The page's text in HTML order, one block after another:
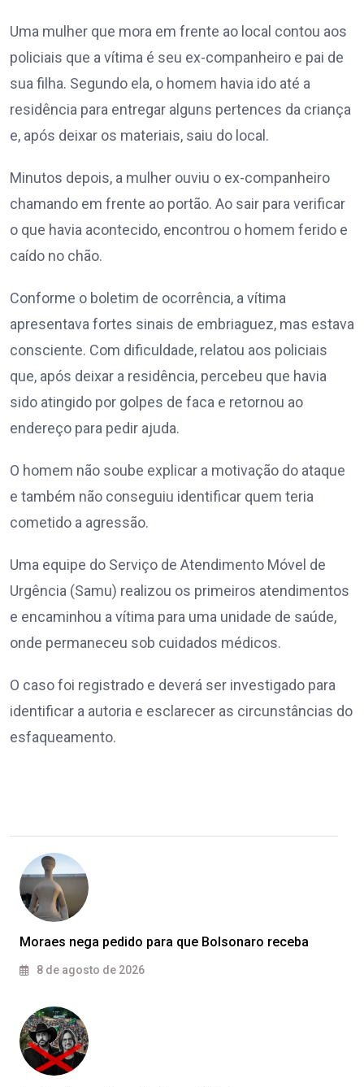
Uma mulher que mora em frente ao local contou aos
policiais que a vítima é seu ex-companheiro e pai de
sua filha. Segundo ela, o homem havia ido até a
residência para entregar alguns pertences da criança
e, após deixar os materiais, saiu do local.
Minutos depois, a mulher ouviu o ex-companheiro
chamando em frente ao portão. Ao sair para verificar
o que havia acontecido, encontrou o homem ferido e
caído no chão.
Conforme o boletim de ocorrência, a vítima
apresentava fortes sinais de embriaguez, mas estava
consciente. Com dificuldade, relatou aos policiais
que, após deixar a residência, percebeu que havia
sido atingido por golpes de faca e retornou ao
endereço para pedir ajuda.
O homem não soube explicar a motivação do ataque
e também não conseguiu identificar quem teria
cometido a agressão.
Uma equipe do Serviço de Atendimento Móvel de
Urgência (Samu) realizou os primeiros atendimentos
e encaminhou a vítima para uma unidade de saúde,
onde permaneceu sob cuidados médicos.
O caso foi registrado e deverá ser investigado para
identificar a autoria e esclarecer as circunstâncias do
esfaqueamento.
Moraes nega pedido para que Bolsonaro receba
8 de agosto de 2026